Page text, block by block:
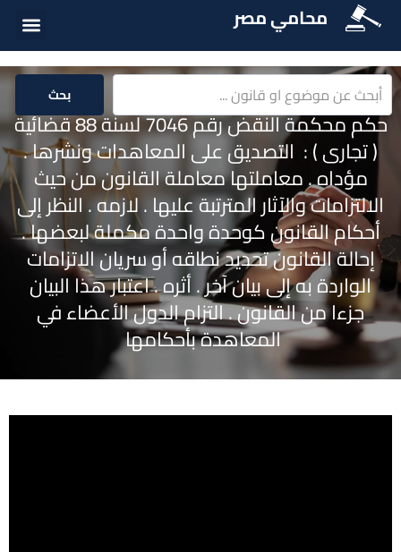
محامي مصر
بحث
حكم محكمة النقض رقم 7046 لسنة 88 قضائية
( تجارى ) : التصديق على المعاهدات ونشرها .
مؤداه . معاملتها معاملة القانون من حيث
الالتزامات والآثار المترتبة عليها . لازمه . النظر إلى
أحكام القانون كوحدة واحدة مكملة لبعضها .
إحالة القانون تحديد نطاقه أو سريان الاتزامات
الواردة به إلى بيان آخر . أثره . اعتبار هذا البيان
جزءا من القانون . التزام الدول الأعضاء في
المعاهدة بأحكامها